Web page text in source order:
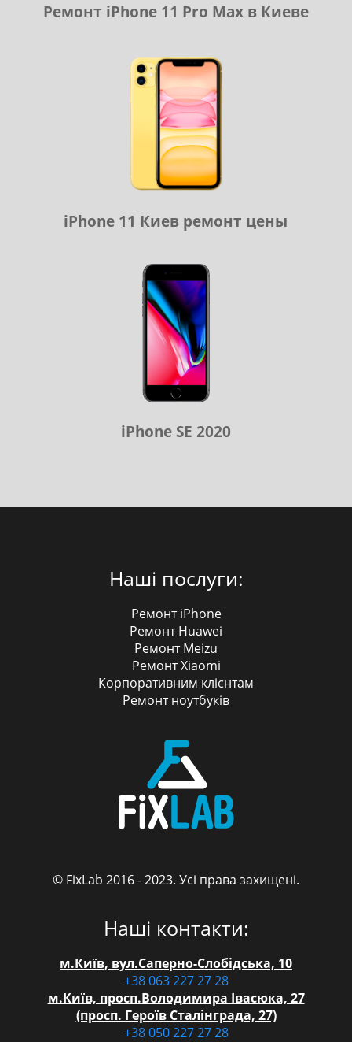
Ремонт iPhone 11 Pro Max в Киеве
iPhone 11 Киев ремонт цены
iPhone SE 2020
Наші послуги:
Ремонт iPhone
Ремонт Huawei
Ремонт Meizu
Ремонт Xiaomi
Корпоративним клієнтам
Ремонт ноутбуків
FixLab
© FixLab 2016 - 2023. Усі права захищені.
Наші контакти:
м.Київ, вул.Саперно-Слобідська, 10
+38 063 227 27 28
м.Київ, просп.Володимира Івасюка, 27
(просп. Героїв Сталінграда, 27)
+38 050 227 27 28